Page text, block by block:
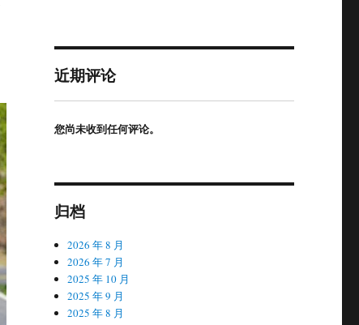
近期评论
您尚未收到任何评论。
归档
2026 年 8 月
2026 年 7 月
2025 年 10 月
2025 年 9 月
2025 年 8 月